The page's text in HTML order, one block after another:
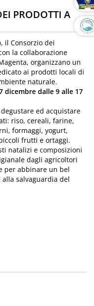
PRODOTTI A
il Consorzio dei
la collaborazione
organizzano un
ai prodotti locali di
naturale.
dicembre dalle 9 alle 17
ed acquistare
riso, cereali, farine,
formaggi, yogurt,
frutti e ortaggi.
natalizi e composizioni
dagli agricoltori
per abbinare un bel
salvaguardia del